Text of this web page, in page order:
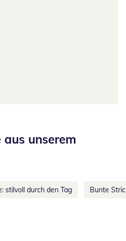
unserem
stilvoll durch den Tag Bunte